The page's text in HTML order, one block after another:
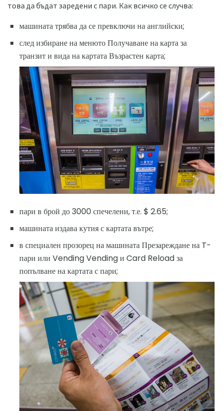
това да бъдат заредени с пари. Как всичко се случва:
машината трябва да се превключи на английски;
след избиране на менюто Получаване на карта за
транзит и вида на картата Възрастен карта;
пари в брой до 3000 спечелени, т.е. $ 2.65;
машината издава кутия с картата вътре;
в специален прозорец на машината Презареждане на T-
пари или Vending Vending и Card Reload за
попълване на картата с пари;